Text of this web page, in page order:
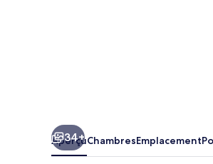
34+
AperçuChambresEmplacement